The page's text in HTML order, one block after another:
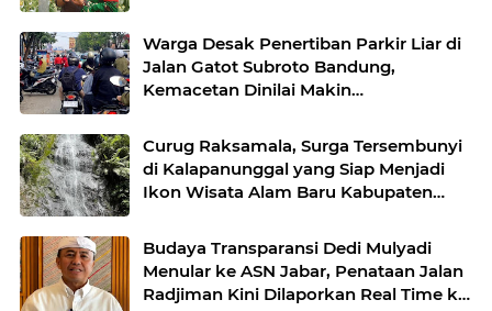
Warga Desak Penertiban Parkir Liar di
Jalan Gatot Subroto Bandung,
Kemacetan Dinilai Makin
Curug Raksamala, Surga Tersembunyi
di Kalapanunggal yang Siap Menjadi
Ikon Wisata Alam Baru Kabupaten
Budaya Transparansi Dedi Mulyadi
Menular ke ASN Jabar, Penataan Jalan
Radjiman Kini Dilaporkan Real Time ke